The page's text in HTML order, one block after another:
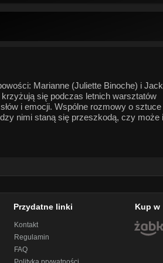
Marianne (Juliette Binoche) i
się podczas letnich warsztatów
i emocji. Wspólne rozmowy o
nimi staną się przeszkodą, czy może
Przydatne linki
Kontakt
Regulamin
FAQ
Kup w